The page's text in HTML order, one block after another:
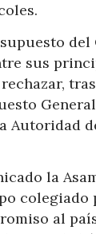
del
sus
Autoridad
la
colegiado
al